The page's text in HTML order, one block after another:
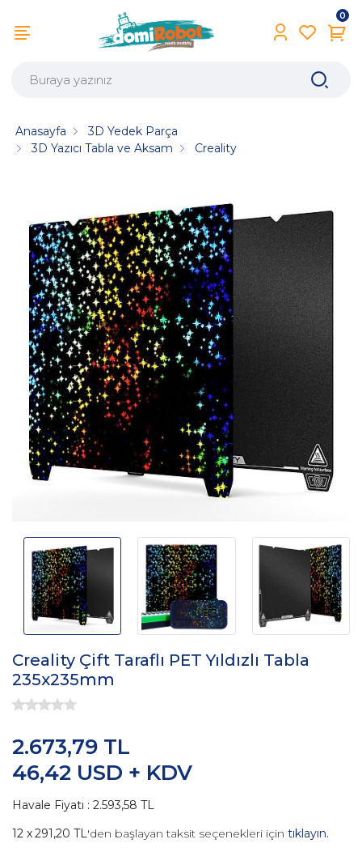
0
Anasayfa
3D Yedek Parça
3D Yazıcı Tabla ve Aksam
Creality
Creality Çift Taraflı PET Yıldızlı Tabla
235x235mm
46,42 USD + KDV
2.673,79 TL
Havale Fiyatı : 2.593,58 TL
291,20 TL'den başlayan taksit seçenekleri için tıklayın.